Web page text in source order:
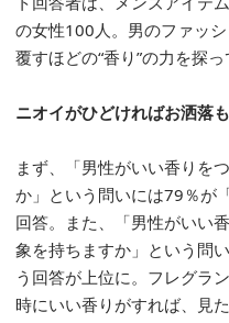
の女性100人。男のファッ
覆すほどの“香り”の力を探っ
ニオイがひどければお洒落
まず、「男性がいい香りを
か」という問いには79％が
回答。また、「男性がいい
象を持ちますか」という問
う回答が上位に。フレグラ
時にいい香りがすれば、見